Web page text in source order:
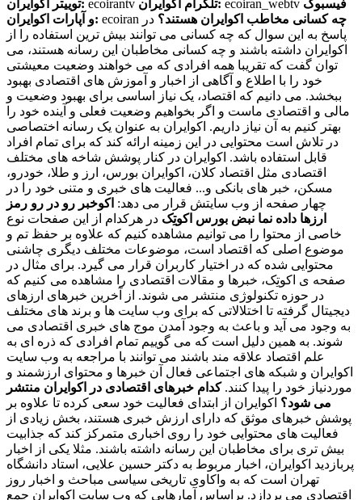
توییتر اکوایران: ecoirantv تلگرام اکوایران: ecoiran_webtv فیسبوک
و آپارات اکوایران: ecoiran چه کسانی مخاطب اکوایران هستند؟ در
پاسخ به این سوال که چه کسانی می توانند بیش ترین استفاده را از
اکوایران داشته باشند و چه کسانی مخاطبان این رسانه هستند، می
توان گفت که تقریبا همه افرادی که می خواهند وضعیت معیشتی
خود را با اطلاع و آگاهی از اخبار و آموزش های اقتصادی بهبود
ببخشد. می دانیم که اقتصاد، یک نیاز اساسی برای بهبود وضعیت و
مالی و اقتصادی ماست و اگر بخواهیم وضعیت فعلی و آینده خود را
بهتر کنیم به آن نیاز داریم. اکوایران به عنوان یک رسانه اختصاصی
در تلاش است محتوایی در این زمینه ارائه کند که برای تمام افراد
قابل استفاده باشد. اکوایران در کنار پوشش شاخه های مختلف
اقتصادی مثل اقتصاد کلان، اکوایران بورس، ارز و طلا، خودرو،
مسکن، خبر های بانکی و... فعالیت های خبری و متنی خود را در
چهار صفحه از وب سایتش قرار می دهد: اکوخبر رو در رو رمز
ارزها داده نما نبض بورس اکوتِک در هرکدام از این صفحات نوع
خاصی از محتوا را می توانیم مشاهده کنیم که علاوه بر حفظ تم و
موضوع اصلی که اقتصاد است، موضوعات مختلف دیگری چاشنی
محتوایی شده که در اختیار کاربران قرار می گیرد. برای مثال در
صفحه ی اکوتِک، خبرها و مقالات اقتصادی را مشاهده می کنیم که
در حوزه تکنولوژی منتشر می شوند. از آخرین خبرهای ارزهای
دیجیتال گرفته تا اختلالاتی که برای وب سایت ها و برند های مختلف
به وجود می آید و باعث به وجود آمدن موج های خبری اقتصادی می
شوند. به همین دلیل است که می گوییم تمام افرادی که ذره ای به
علم اقتصاد علاقه مند باشند می توانند با مراجعه به وب سایت
اکوایران و شبکه های اجتماعی فعال آن خبرها و محتوای ارزشمند و
موردنیاز خود را پیدا کنند.کدام خبرهای اقتصادی در اکوایران منتشر
می شود؟ اکوایران از ابتدای فعالیت خود سعی کرده تا علاوه بر
پوشش خبرهای موثق که دارای ارزش خبری هستند، بخش زیادی از
فعالیت های محتوایی خود را روی اخباری متمرکز کند که جذابیت
بیش تری برای مخاطبان این رسانه داشته باشند. مثلا یکی از اخبار
پربازدید اکوایران، اخبار مربوط به دکتر حسین علایی، استاد دانشگاه
تهران است که به واکاوی تاریخی سیاسی مباحث و اخبار روز
اقتصادی می پردازد. براساس آمارهایی که وب سایت اکوایران جمع